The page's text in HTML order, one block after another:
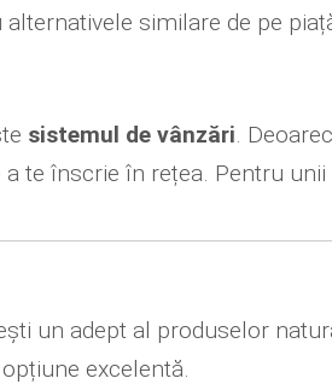
similare de pe
sistemul de vânzări.
te înscrie în rețea. Pentru
un adept al produselor
excelentă.